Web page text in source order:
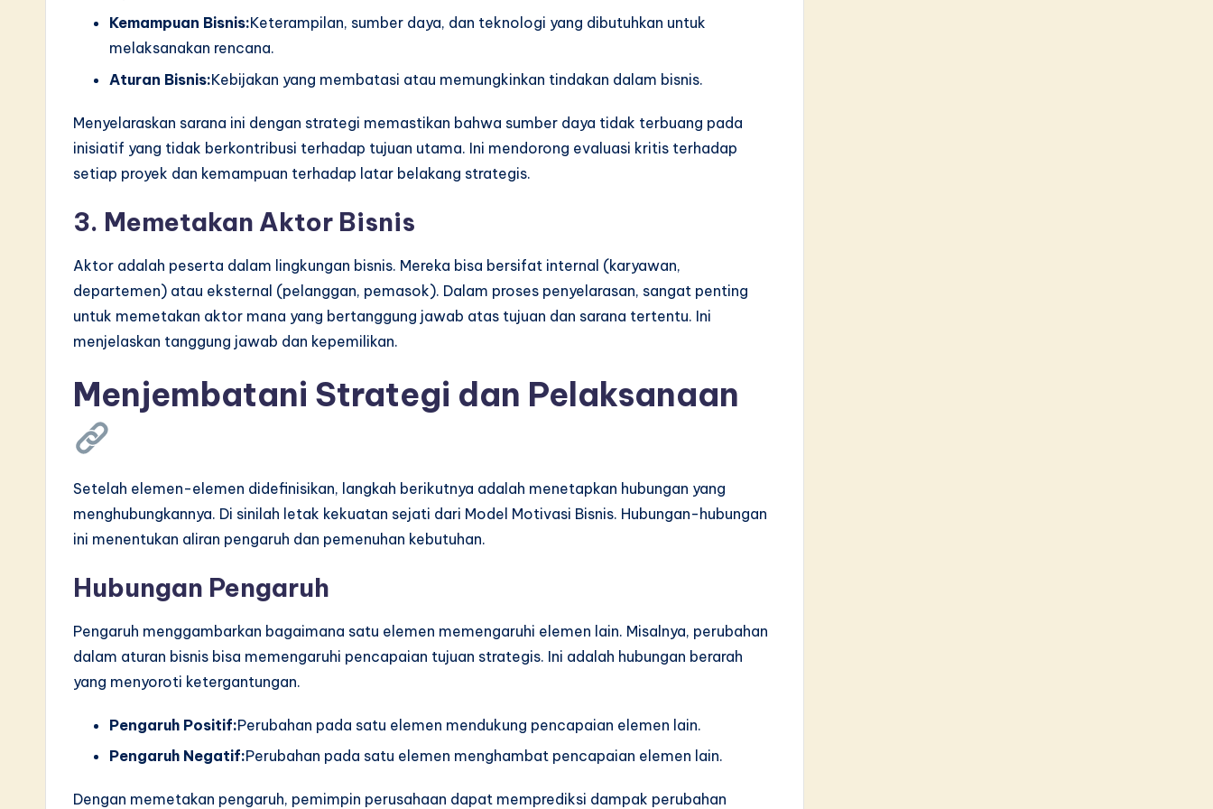
Kemampuan Bisnis:Keterampilan, sumber daya, dan teknologi yang dibutuhkan untuk
melaksanakan rencana.
Aturan Bisnis:Kebijakan yang membatasi atau memungkinkan tindakan dalam bisnis.
Menyelaraskan sarana ini dengan strategi memastikan bahwa sumber daya tidak terbuang pada
inisiatif yang tidak berkontribusi terhadap tujuan utama. Ini mendorong evaluasi kritis terhadap
setiap proyek dan kemampuan terhadap latar belakang strategis.
3. Memetakan Aktor Bisnis
Aktor adalah peserta dalam lingkungan bisnis. Mereka bisa bersifat internal (karyawan,
departemen) atau eksternal (pelanggan, pemasok). Dalam proses penyelarasan, sangat penting
untuk memetakan aktor mana yang bertanggung jawab atas tujuan dan sarana tertentu. Ini
menjelaskan tanggung jawab dan kepemilikan.
Menjembatani Strategi dan Pelaksanaan
Setelah elemen-elemen didefinisikan, langkah berikutnya adalah menetapkan hubungan yang
menghubungkannya. Di sinilah letak kekuatan sejati dari Model Motivasi Bisnis. Hubungan-hubungan
ini menentukan aliran pengaruh dan pemenuhan kebutuhan.
Hubungan Pengaruh
Pengaruh menggambarkan bagaimana satu elemen memengaruhi elemen lain. Misalnya, perubahan
dalam aturan bisnis bisa memengaruhi pencapaian tujuan strategis. Ini adalah hubungan berarah
yang menyoroti ketergantungan.
Pengaruh Positif:Perubahan pada satu elemen mendukung pencapaian elemen lain.
Pengaruh Negatif:Perubahan pada satu elemen menghambat pencapaian elemen lain.
Dengan memetakan pengaruh, pemimpin perusahaan dapat memprediksi dampak perubahan